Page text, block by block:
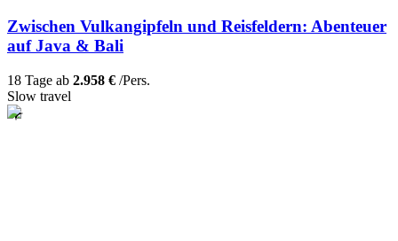
Zwischen Vulkangipfeln und Reisfeldern: Abenteuer
auf Java & Bali
18 Tage ab 2.958 € /Pers.
Slow travel